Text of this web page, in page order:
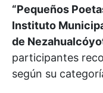
“Pequeños
Instituto
de
participantes
según su